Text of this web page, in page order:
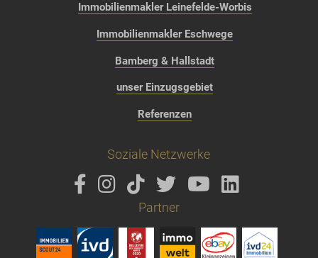
Immobilienmakler Leinefelde-Worbis
Immobilienmakler Eschwege
Bamberg & Hallstadt
unser Einzugsgebiet
Referenzen
Soziale Netzwerke
Partner